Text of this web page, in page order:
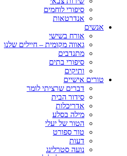
סיפורי לוחמים
אנדרטאות
אנשים
אורח בשישי
גאווה מקומית – חיילים שלנו
מתנדבים
סיפורי בתים
ותיקים
טורים אישיים
דברים שרציתי לומר
סידור הבית
אדריכלות
מילה בסלע
הטור של יעלי
טור ספורט
דעות
נועה סטרלינג